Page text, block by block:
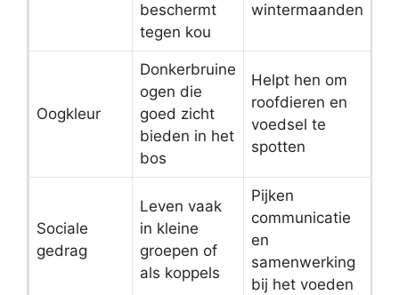
beschermt
tegen kou
wintermaanden
Oogkleur
Donkerbruine
ogen die
goed zicht
bieden in het
bos
Helpt hen om
roofdieren en
voedsel te
spotten
Sociale
gedrag
Leven vaak
in kleine
groepen of
als koppels
Pijken
communicatie
en
samenwerking
bij het voeden